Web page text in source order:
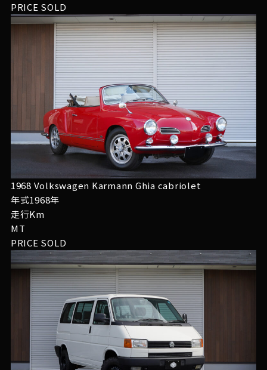
PRICE SOLD
1968 Volkswagen Karmann Ghia cabriolet
年式1968年
走行Km
MT
PRICE SOLD